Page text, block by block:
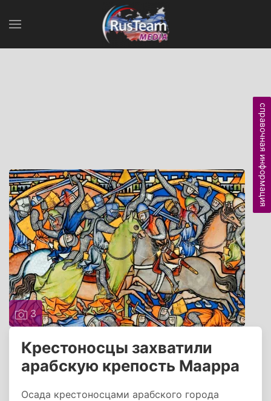
3
Крестоносцы захватили
арабскую крепость Маарра
Осада крестоносцами арабского города
справочная информация